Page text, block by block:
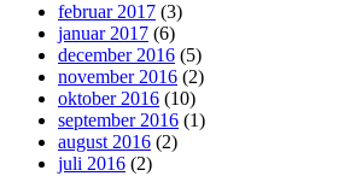
februar 2017 (3)
januar 2017 (6)
december 2016 (5)
november 2016 (2)
oktober 2016 (10)
september 2016 (1)
august 2016 (2)
juli 2016 (2)